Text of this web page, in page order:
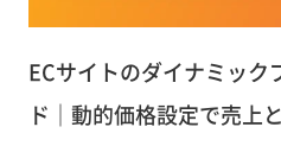
ECサイトのダイナミック
ド｜動的価格設定で売上